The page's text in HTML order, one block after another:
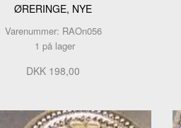
ØRERINGE, NYE
Varenummer: RAOn056
1 på lager
DKK 198,00